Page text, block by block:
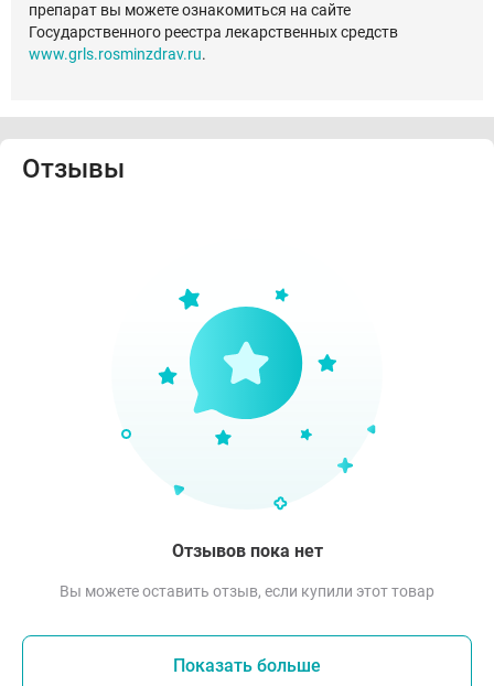
препарат вы можете ознакомиться на сайте
Государственного реестра лекарственных средств
www.grls.rosminzdrav.ru.
Отзывы
Отзывов пока нет
Вы можете оставить отзыв, если купили этот товар
Показать больше